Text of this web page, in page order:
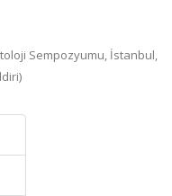
Sempozyumu, İstanbul,